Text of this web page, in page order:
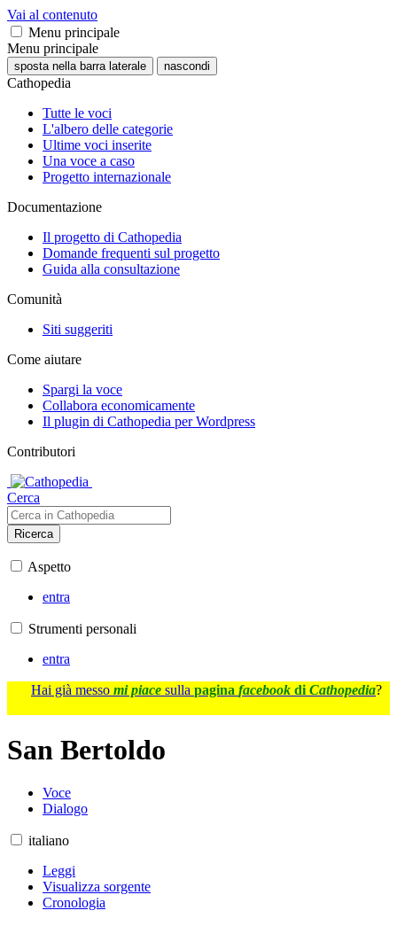
Vai al contenuto
Menu principale
Menu principale
sposta nella barra laterale nascondi
Cathopedia
Tutte le voci
L'albero delle categorie
Ultime voci inserite
Una voce a caso
Progetto internazionale
Documentazione
Il progetto di Cathopedia
Domande frequenti sul progetto
Guida alla consultazione
Comunità
Siti suggeriti
Come aiutare
Spargi la voce
Collabora economicamente
Il plugin di Cathopedia per Wordpress
Contributori
Cerca
Ricerca
Aspetto
entra
Strumenti personali
entra
Hai già messo mi piace sulla pagina facebook di Cathopedia?
San Bertoldo
Voce
Dialogo
italiano
Leggi
Visualizza sorgente
Cronologia